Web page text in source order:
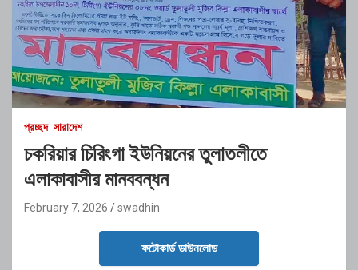
প্রচ্ছদ সারাদেশ
চকরিয়ার চিরিংগা ইউনিয়নের তুলাতলীতে
এলাকাবাসীর মানববন্ধন
February 7, 2026 swadhin
ফটোকার্ড ডাউনলোড